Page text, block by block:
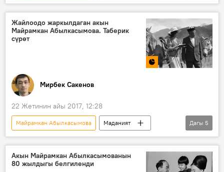
Коом
Кыргызстан
өлүм
акын
Жайлоодо жаркылдаган акын
Майрамкан Абылкасымова. Таберик
сүрөт
Мирбек Сакенов
22 Жетинин айы 2017, 12:28
Майрамкан Абылкасымова
Маданият
Кыргызстан
Жаңылыктар
акын
"Таберик сүрөт" — сейрек кездешкен ирмемдер
Сүрөт
Дагы 5
Акын Майрамкан Абылкасымованын
80 жылдыгы белгиленди